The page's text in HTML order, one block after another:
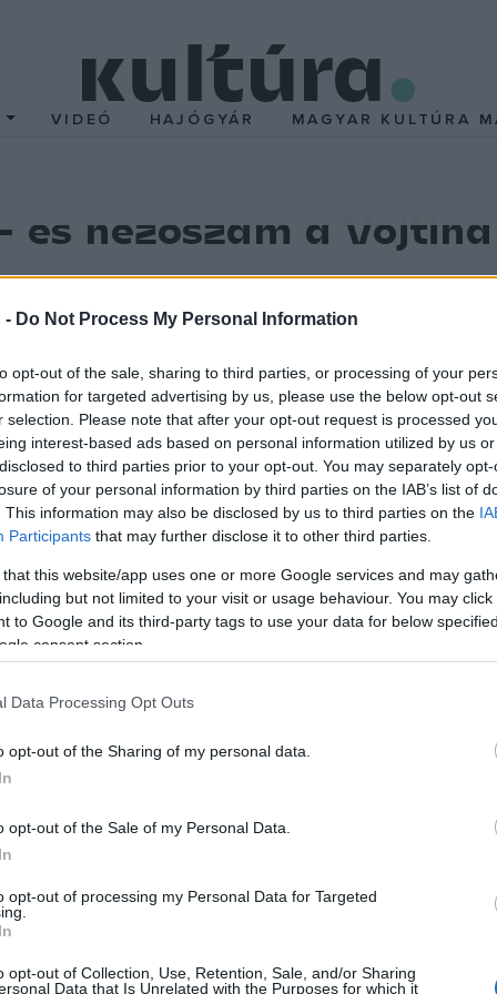
- Do Not Process My Personal Information
opt-out of the sale, sharing to third parties, or processing of your
for targeted advertising by us, please use the below opt-out
selection. Please note that after your opt-out request is processed
interest-based ads based on personal information utilized by us
to third parties prior to your opt-out. You may separately
of your personal information by third parties on the IAB’s list of
This information may also be disclosed by us to third parties on the
Participants that may further disclose it to other third parties.
that this website/app uses one or more Google services and may
but not limited to your visit or usage behaviour. You may
to Google and its third-party tags to use your data for below
consent section.
Data Processing Opt Outs
opt-out of the Sharing of my personal data.
opt-out of the Sale of my Personal Data.
opt-out of processing my Personal Data for Targeted
opt-out of Collection, Use, Retention, Sale, and/or Sharing
Data that Is Unrelated with the Purposes for which it
VIDEÓ HAJÓGYÁR MAGYAR KULTÚRA
és nézőszám a
elszegényedésének lehetünk tanúi nagyon jó
voltak jelen, míg a színháztermi fellépéseiket 25 ezer
brüsszeli, luxemburgi - fellépéseiket, valamint a
azt is, hogy az idényre tervezett hat bemutatójukból csak
forrásaik miatt. Utóbbihoz hozzáfűzte: a pályázati
bérlettípus mellé bevezetik az ifjúsági bérletet is, a
alpolgármestere azt emelte ki, hogy a debreceni
ennek kapcsán kitért a város egyéb, kötelező feladataira,
a bábszínház finanszírozását.
a város új tereire, például a megújult Emlékkertre a